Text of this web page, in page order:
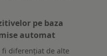
pe baza
automat
fi diferențiat de alte